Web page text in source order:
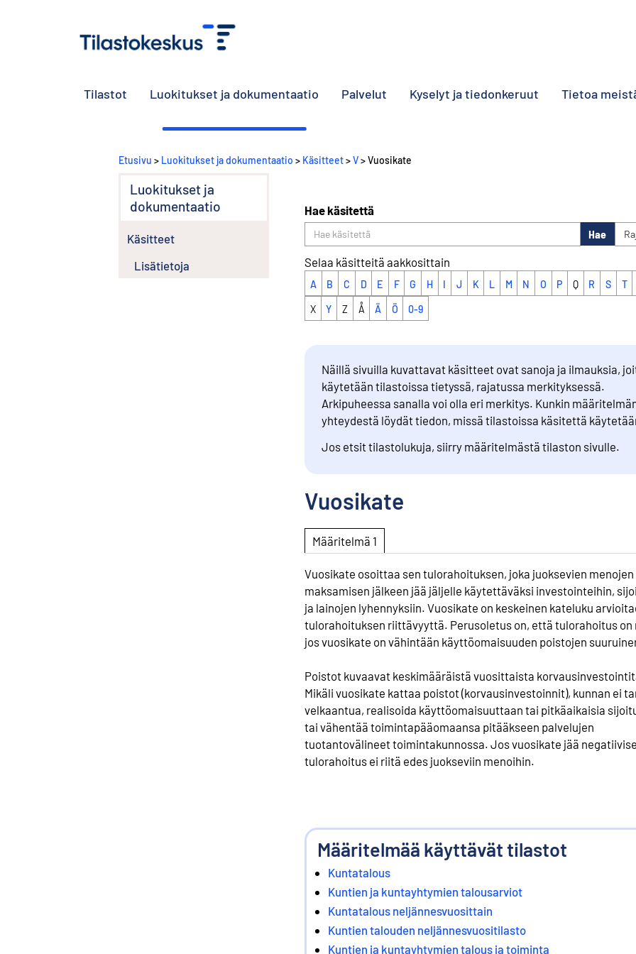
Tilastot Luokitukset ja dokumentaatio Palvelut Kyselyt ja tiedonkeruut Tietoa
Etusivu > Luokitukset ja dokumentaatio > Käsitteet>V> Vuosikate
Luokitukset ja
dokumentaatio
Käsitteet
Lisätietoja
Hae käsitettä
Hae
Selaa käsitteitä aakkosittain
A B C D E F G H I J K L M N O P Q R S T
X Y Z Å Ä Ö 0-9
Näillä sivuilla kuvattavat käsitteet ovat sanoja ja ilmauksia,
käytetään tilastoissa tietyssä, rajatussa merkityksessä.
Arkipuheessa sanalla voi olla eri merkitys. Kunkin
yhteydestä löydät tiedon, missä tilastoissa käsitettä
Jos etsit tilastolukuja, siirry määritelmästä tilaston sivulle.
Vuosikate
Määritelmä 1
Vuosikate osoittaa sen tulorahoituksen, joka juoksevien menojen
maksamisen jälkeen jää jäljelle käytettäväksi investointeihin,
ja lainojen lyhennyksiin. Vuosikate on keskeinen kateluku
tulorahoituksen riittävyyttä. Perusoletus on, että tulorahoitus on
jos vuosikate on vähintään käyttöomaisuuden poistojen
Poistot kuvaavat keskimääräistä vuosittaista
Mikäli vuosikate kattaa poistot (korvausinvestoinnit), kunnan ei
velkaantua, realisoida käyttöomaisuuttaan tai pitkäaikaisia
tai vähentää toimintapääomaansa pitääkseen palvelujen
tuotantovälineet toimintakunnossa. Jos vuosikate jää
tulorahoitus ei riitä edes juokseviin menoihin.
Määritelmää käyttävät tilastot
Kuntatalous
Kuntien ja kuntayhtymien talousarviot
Kuntatalous neljännesvuosittain
Kuntien talouden neljännesvuositilasto
Kuntien ja kuntayhtymien talous ja toiminta